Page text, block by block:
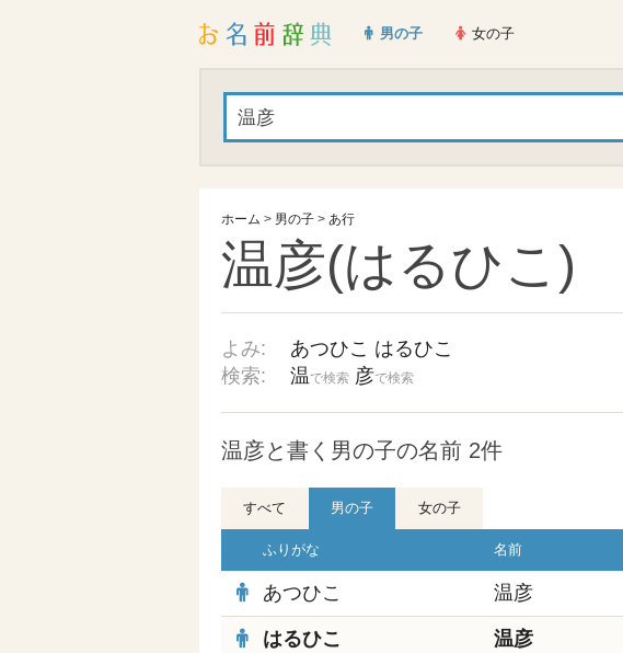
男の子 女の子
ホーム > 男の子 > あ行
温彦(はるひこ)
よみ: あつひこ はるひこ
検索:
温 で検索 彦で検索
温彦と書く男の子の名前 2件
すべて 男の子 女の子
ふりがな 名前
あつひこ 温彦
はるひこ 温彦